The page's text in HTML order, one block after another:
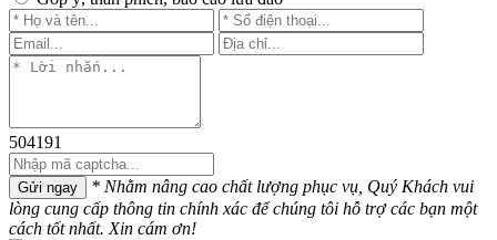
504191
Gửi ngay
* Nhằm nâng cao chất lượng phục vụ, Quý Khách vui
lòng cung cấp thông tin chính xác để chúng tôi hỗ trợ các bạn một
cách tốt nhất. Xin cám ơn!